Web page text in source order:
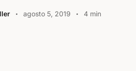
agosto 5, 2019
4 min